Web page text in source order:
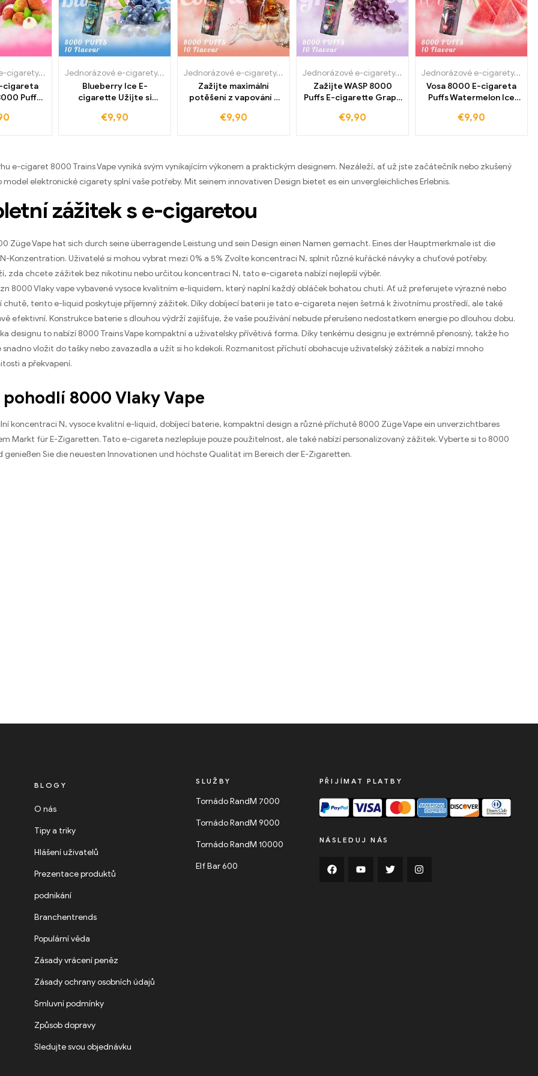
Jednorázové e-cigarety
,WASPE 8000 PUFFY
cigareta
Puffy
z
Jednorázové e-cigarety
,WASPE 8000 PUFFY
Blueberry Ice E-
cigarette Užijte si
velkoobchodní cenu a
€9,90
Jednorázové e-cigarety
,WASPE 8000 PUFFY
Zažijte maximální
potěšení z vapování s
Puffs s příchutí Cola Ice,
€9,90
Jednorázové e-cigarety
,WASPE 8000 PUFFY
Zažijte WASP 8000
Puffs E-cigarette Grape
z výroby pro váš
€9,90
Jednorázové e-cigarety
,
Vosa 8000 E-cigareta
Puffs Watermelon Ice
přímý prodej z továrny.
€9,90
e-cigaret 8000 Trains Vape vyniká svým vynikajícím výkonem a praktickým designem. Nezáleží, ať už jste začátečník nebo zkušený
elektronické cigarety splní vaše potřeby. Mit seinem innovativen Design bietet es ein unvergleichliches Erlebnis.
zážitek s e-cigaretou
Züge Vape hat sich durch seine überragende Leistung und sein Design einen Namen gemacht. Eines der Hauptmerkmale ist die
Konzentration. Uživatelé si mohou vybrat mezi 0% a 5% Zvolte koncentraci N, splnit různé kuřácké návyky a chuťové potřeby.
zda chcete zážitek bez nikotinu nebo určitou koncentraci N, tato e-cigareta nabízí nejlepší výběr.
8000 Vlaky vape vybavené vysoce kvalitním e-liquidem, který naplní každý obláček bohatou chutí. Ať už preferujete výrazné nebo
chutě, tento e-liquid poskytuje příjemný zážitek. Díky dobíjecí baterii je tato e-cigareta nejen šetrná k životnímu prostředí, ale také
efektivní. Konstrukce baterie s dlouhou výdrží zajišťuje, že vaše používání nebude přerušeno nedostatkem energie po dlouhou dobu.
designu to nabízí 8000 Trains Vape kompaktní a uživatelsky přívětivá forma. Díky tenkému designu je extrémně přenosný, takže ho
vložit do tašky nebo zavazadla a užít si ho kdekoli. Rozmanitost příchutí obohacuje uživatelský zážitek a nabízí mnoho
a překvapení.
8000 Vlaky Vape
koncentraci N, vysoce kvalitní e-liquid, dobíjecí baterie, kompaktní design a různé příchutě 8000 Züge Vape ein unverzichtbares
Markt für E-Zigaretten. Tato e-cigareta nezlepšuje pouze použitelnost, ale také nabízí personalizovaný zážitek. Vyberte si to 8000
genießen Sie die neuesten Innovationen und höchste Qualität im Bereich der E-Zigaretten.
BLOGY
O nás
Tipy a triky
Hlášení uživatelů
Prezentace produktů
podnikání
Branchentrends
Populární věda
Zásady vrácení peněz
Zásady ochrany osobních údajů
Smluvní podmínky
Způsob dopravy
Sledujte svou objednávku
SLUŽBY
Tornádo RandM 7000
Tornádo RandM 9000
Tornádo RandM 10000
Elf Bar 600
PŘIJÍMAT PLATBY
NÁSLEDUJ NÁS